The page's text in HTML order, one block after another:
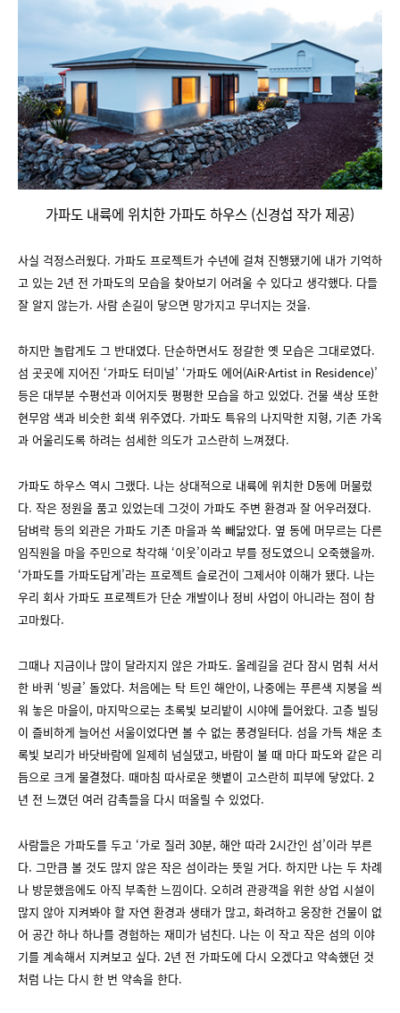
가파도 내륙에 위치한 가파도 하우스 (신경섭 작가 제공)
사실 걱정스러웠다. 가파도 프로젝트가 수년에 걸쳐 진행됐기에 내가 기억하
고 있는 2년 전 가파도의 모습을 찾아보기 어려울 수 있다고 생각했다. 다들
잘 알지 않는가. 사람 손길이 닿으면 망가지고 무너지는 것을.
하지만 놀랍게도 그 반대였다. 단순하면서도 정갈한 옛 모습은 그대로였다.
섬 곳곳에 지어진 ‘가파도 터미널’ ‘가파도 에어(AiR·Artist in Residence)’
등은 대부분 수평선과 이어지듯 평평한 모습을 하고 있었다. 건물 색상 또한
현무암 색과 비슷한 회색 위주였다. 가파도 특유의 나지막한 지형, 기존 가옥
과 어울리도록 하려는 섬세한 의도가 고스란히 느껴졌다.
가파도 하우스 역시 그랬다. 나는 상대적으로 내륙에 위치한 D동에 머물렀
다. 작은 정원을 품고 있었는데 그것이 가파도 주변 환경과 잘 어우러졌다.
담벼락 등의 외관은 가파도 기존 마을과 쏙 빼닮았다. 옆 동에 머무르는 다른
임직원을 마을 주민으로 착각해 ‘이웃’이라고 부를 정도였으니 오죽했을까.
‘가파도를 가파도답게’라는 프로젝트 슬로건이 그제서야 이해가 됐다. 나는
우리 회사 가파도 프로젝트가 단순 개발이나 정비 사업이 아니라는 점이 참
고마웠다.
그때나 지금이나 많이 달라지지 않은 가파도. 올레길을 걷다 잠시 멈춰 서서
한 바퀴 ‘빙글’ 돌았다. 처음에는 탁 트인 해안이, 나중에는 푸른색 지붕을 씌
워 놓은 마을이, 마지막으로는 초록빛 보리밭이 시야에 들어왔다. 고층 빌딩
이 즐비하게 늘어선 서울이었다면 볼 수 없는 풍경일터다. 섬을 가득 채운 초
록빛 보리가 바닷바람에 일제히 넘실댔고, 바람이 불 때 마다 파도와 같은 리
듬으로 크게 물결쳤다. 때마침 따사로운 햇볕이 고스란히 피부에 닿았다. 2
년 전 느꼈던 여러 감촉들을 다시 떠올릴 수 있었다.
사람들은 가파도를 두고 ‘가로 질러 30분, 해안 따라 2시간인 섬’이라 부른
다. 그만큼 볼 것도 많지 않은 작은 섬이라는 뜻일 거다. 하지만 나는 두 차례
나 방문했음에도 아직 부족한 느낌이다. 오히려 관광객을 위한 상업 시설이
많지 않아 지켜봐야 할 자연 환경과 생태가 많고, 화려하고 웅장한 건물이 없
어 공간 하나 하나를 경험하는 재미가 넘친다. 나는 이 작고 작은 섬의 이야
기를 계속해서 지켜보고 싶다. 2년 전 가파도에 다시 오겠다고 약속했던 것
처럼 나는 다시 한 번 약속을 한다.